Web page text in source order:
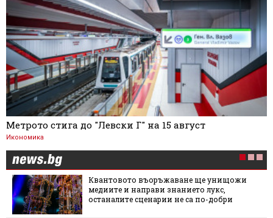
Метрото стига до "Левски Г" на 15 август
Икономика
Квантовото въоръжаване ще унищожи
медиите и направи знанието лукс,
останалите сценарии не са по-добри